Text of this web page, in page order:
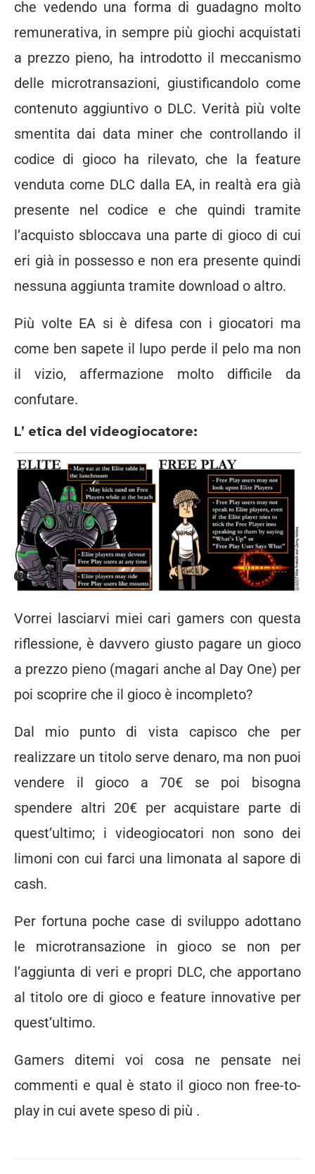
che vedendo una forma di guadagno molto
remunerativa, in sempre più giochi acquistati
a prezzo pieno, ha introdotto il meccanismo
delle microtransazioni, giustificandolo come
contenuto aggiuntivo o DLC. Verità più volte
smentita dai data miner che controllando il
codice di gioco ha rilevato, che la feature
venduta come DLC dalla EA, in realtà era già
presente nel codice e che quindi tramite
l’acquisto sbloccava una parte di gioco di cui
eri già in possesso e non era presente quindi
nessuna aggiunta tramite download o altro.
Più volte EA si è difesa con i giocatori ma
come ben sapete il lupo perde il pelo ma non
il vizio, affermazione molto difficile da
confutare.
L’ etica del videogiocatore:
Vorrei lasciarvi miei cari gamers con questa
riflessione, è davvero giusto pagare un gioco
a prezzo pieno (magari anche al Day One) per
poi scoprire che il gioco è incompleto?
Dal mio punto di vista capisco che per
realizzare un titolo serve denaro, ma non puoi
vendere il gioco a 70€ se poi bisogna
spendere altri 20€ per acquistare parte di
quest’ultimo; i videogiocatori non sono dei
limoni con cui farci una limonata al sapore di
cash.
Per fortuna poche case di sviluppo adottano
le microtransazione in gioco se non per
l’aggiunta di veri e propri DLC, che apportano
al titolo ore di gioco e feature innovative per
quest’ultimo.
Gamers ditemi voi cosa ne pensate nei
commenti e qual è stato il gioco non free-to-
play in cui avete speso di più .